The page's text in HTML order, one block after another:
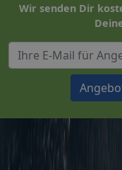
Wir senden Dir